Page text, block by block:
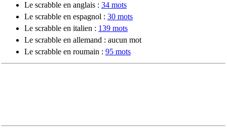
Le scrabble en anglais : 34 mots
Le scrabble en espagnol : 30 mots
Le scrabble en italien : 139 mots
Le scrabble en allemand : aucun mot
Le scrabble en roumain : 95 mots